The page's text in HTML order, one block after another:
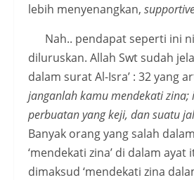
lebih menyenangkan,
Nah.. pendapat seperti ini
diluruskan. Allah Swt sudah
dalam surat Al-Isra’ : 32 yang
janganlah kamu mendekati zina;
perbuatan yang keji, dan suatu
Banyak orang yang salah
‘mendekati zina’ di dalam ayat
dimaksud ‘mendekati zina